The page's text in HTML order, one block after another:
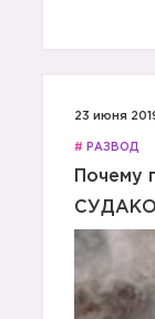
23 июня
# РАЗВОД
Почему